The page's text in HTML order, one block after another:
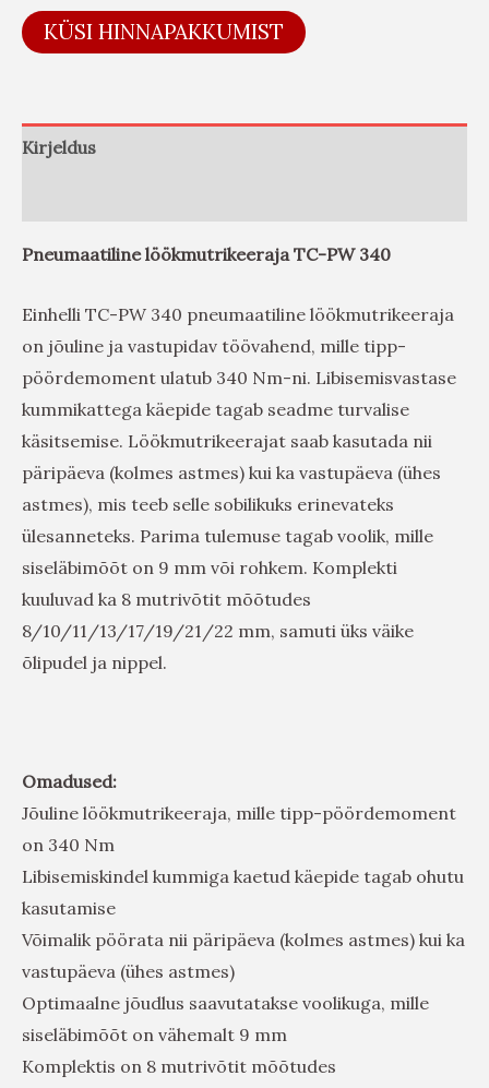
KÜSI HINNAPAKKUMIST
Kirjeldus
Pneumaatiline löökmutrikeeraja TC-PW 340
Einhelli TC-PW 340 pneumaatiline löökmutrikeeraja
on jõuline ja vastupidav töövahend, mille tipp-
pöördemoment ulatub 340 Nm-ni. Libisemisvastase
kummikattega käepide tagab seadme turvalise
käsitsemise. Löökmutrikeerajat saab kasutada nii
päripäeva (kolmes astmes) kui ka vastupäeva (ühes
astmes), mis teeb selle sobilikuks erinevateks
ülesanneteks. Parima tulemuse tagab voolik, mille
siseläbimõõt on 9 mm või rohkem. Komplekti
kuuluvad ka 8 mutrivõtit mõõtudes
8/10/11/13/17/19/21/22 mm, samuti üks väike
õlipudel ja nippel.
Omadused:
Jõuline löökmutrikeeraja, mille tipp-pöördemoment
on 340 Nm
Libisemiskindel kummiga kaetud käepide tagab ohutu
kasutamise
Võimalik pöörata nii päripäeva (kolmes astmes) kui ka
vastupäeva (ühes astmes)
Optimaalne jõudlus saavutatakse voolikuga, mille
siseläbimõõt on vähemalt 9 mm
Komplektis on 8 mutrivõtit mõõtudes